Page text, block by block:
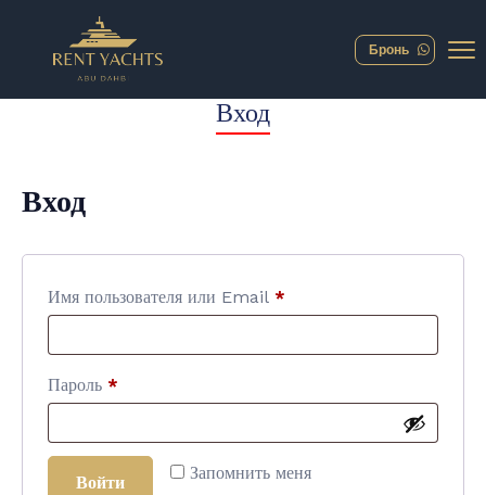
Бронь
Вход
Вход
Имя пользователя или Email *
Пароль *
Запомнить меня
Войти